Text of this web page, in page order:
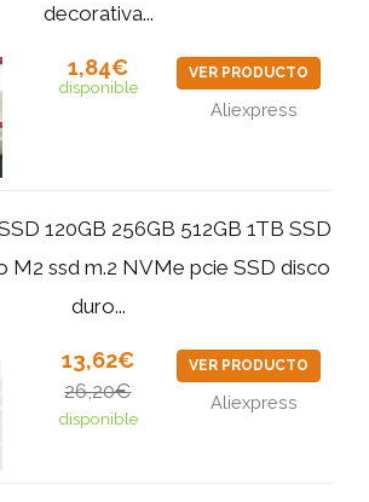
decorativa...
1,84€
disponible
VER PRODUCTO
Aliexpress
120GB 256GB 512GB 1TB SSD
M2 ssd m.2 NVMe pcie SSD disco
duro...
13,62€
26,20€
disponible
VER PRODUCTO
Aliexpress